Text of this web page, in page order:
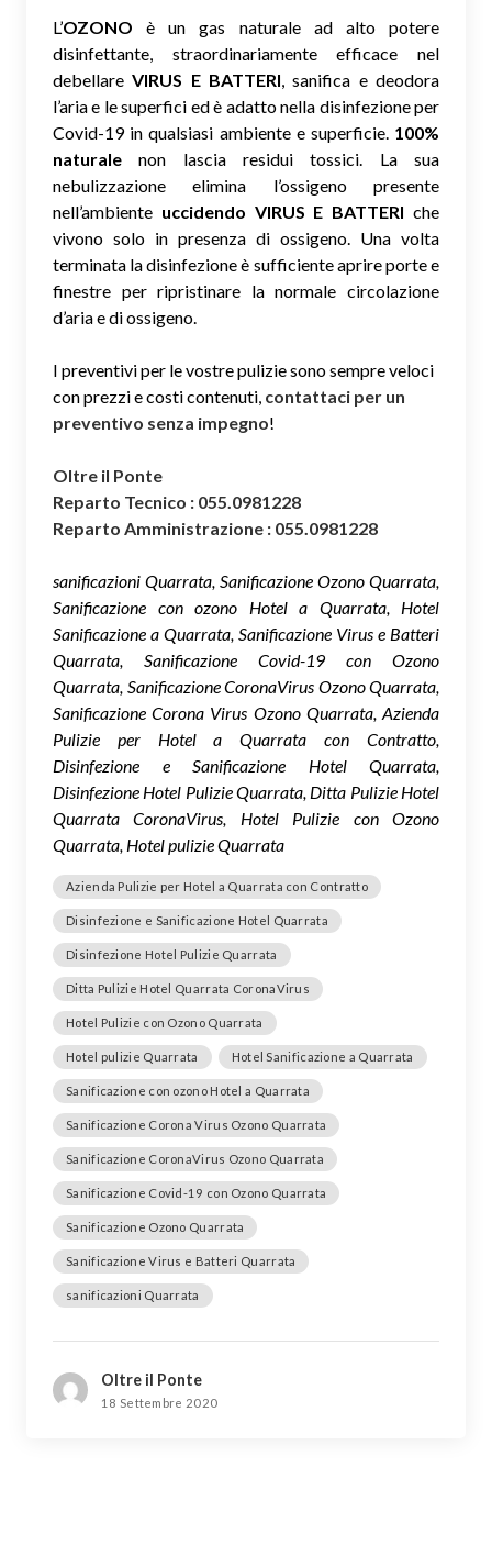
L’OZONO è un gas naturale ad alto potere
disinfettante, straordinariamente efficace nel
debellareVIRUS E BATTERI, sanifica e deodora
l’aria e le superfici ed è adatto nella disinfezione per
Covid-19 in qualsiasi ambiente e superficie. 100%
naturale non lascia residui tossici. La sua
nebulizzazione elimina l’ossigeno presente
nell’ambiente uccidendo VIRUS E BATTERI che
vivono solo in presenza di ossigeno. Una volta
terminata la disinfezione è sufficiente aprire porte e
finestre per ripristinare la normale circolazione
d’aria e di ossigeno.
I preventivi per le vostre pulizie sono sempre veloci
con prezzi e costi contenuti, contattaci per un
preventivo senza impegno!
Oltre il Ponte
Reparto Tecnico : 055.0981228
Reparto Amministrazione : 055.0981228
sanificazioni Quarrata, Sanificazione Ozono Quarrata,
Sanificazione con ozono Hotel a Quarrata, Hotel
Sanificazione a Quarrata, Sanificazione Virus e Batteri
Quarrata, Sanificazione Covid-19 con Ozono
Quarrata, Sanificazione CoronaVirus Ozono Quarrata,
Sanificazione Corona Virus Ozono Quarrata, Azienda
Pulizie per Hotel a Quarrata con Contratto,
Disinfezione e Sanificazione Hotel Quarrata,
Disinfezione Hotel Pulizie Quarrata, Ditta Pulizie Hotel
Quarrata CoronaVirus, Hotel Pulizie con Ozono
Quarrata, Hotel pulizie Quarrata
Azienda Pulizie per Hotel a Quarrata con Contratto
Disinfezione e Sanificazione Hotel Quarrata
Disinfezione Hotel Pulizie Quarrata
Ditta Pulizie Hotel Quarrata CoronaVirus
Hotel Pulizie con Ozono Quarrata
Hotel pulizie Quarrata Hotel Sanificazione a Quarrata
Sanificazione con ozono Hotel a Quarrata
Sanificazione Corona Virus Ozono Quarrata
Sanificazione CoronaVirus Ozono Quarrata
Sanificazione Covid-19 con Ozono Quarrata
Sanificazione Ozono Quarrata
Sanificazione Virus e Batteri Quarrata
sanificazioni Quarrata
Oltre il Ponte
18 Settembre 2020